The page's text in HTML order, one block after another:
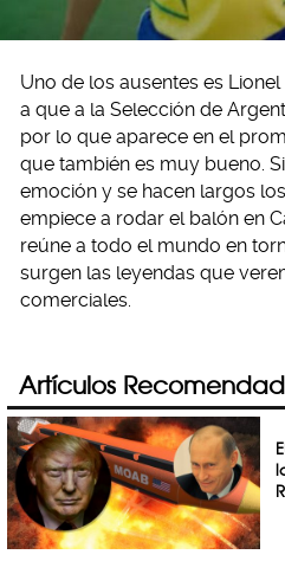
Uno de los ausentes es
a que a la Selección de
por lo que aparece en el
que también es muy bueno.
emoción y se hacen largos
empiece a rodar el balón en
reúne a todo el mundo en
surgen las leyendas que
comerciales.
Artículos